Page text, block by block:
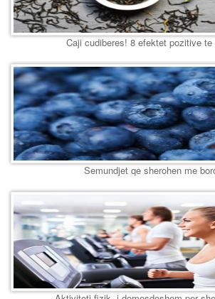
Caji cudiberes! 8 efektet pozitive
Semundjet qe sherohen me